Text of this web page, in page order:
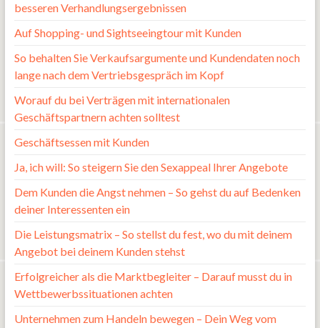
besseren Verhandlungsergebnissen
Auf Shopping- und Sightseeingtour mit Kunden
So behalten Sie Verkaufsargumente und Kundendaten noch
lange nach dem Vertriebsgespräch im Kopf
Worauf du bei Verträgen mit internationalen
Geschäftspartnern achten solltest
Geschäftsessen mit Kunden
Ja, ich will: So steigern Sie den Sexappeal Ihrer Angebote
Dem Kunden die Angst nehmen – So gehst du auf Bedenken
deiner Interessenten ein
Die Leistungsmatrix – So stellst du fest, wo du mit deinem
Angebot bei deinem Kunden stehst
Erfolgreicher als die Marktbegleiter – Darauf musst du in
Wettbewerbssituationen achten
Unternehmen zum Handeln bewegen – Dein Weg vom